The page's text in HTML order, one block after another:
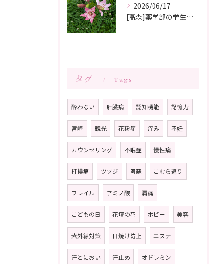
2026/06/17
[高森]薬学部の学生さんが薬局製剤の実習にきてくれました✨桂枝茯苓丸つくり楽しかった!と帰って行きました☺️
タグ Tags
酔わない 肝臓病 認知機能 記憶力
宮崎 観光 花粉症 痒み 不妊
カウンセリング 不眠症 慢性痛
打撲痛 ツツジ 阿蘇 こむら返り
フレイル アミノ酸 肩痛
こどもの日 花壇の花 ポピー 美容
紫外線対策 日焼け防止 エステ
汗とにおい 汗止め オドレミン